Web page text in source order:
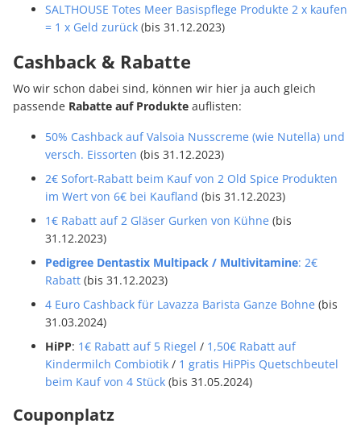
SALTHOUSE Totes Meer Basispflege Produkte 2 x kaufen
= 1 x Geld zurück (bis 31.12.2023)
Cashback & Rabatte
Wo wir schon dabei sind, können wir hier ja auch gleich
passende Rabatte auf Produkte auflisten:
50% Cashback auf Valsoia Nusscreme (wie Nutella) und
versch. Eissorten (bis 31.12.2023)
2€ Sofort-Rabatt beim Kauf von 2 Old Spice Produkten
im Wert von 6€ bei Kaufland (bis 31.12.2023)
1€ Rabatt auf 2 Gläser Gurken von Kühne (bis
31.12.2023)
Pedigree Dentastix Multipack / Multivitamine: 2€
Rabatt (bis 31.12.2023)
4 Euro Cashback für Lavazza Barista Ganze Bohne (bis
31.03.2024)
HiPP: 1€ Rabatt auf 5 Riegel / 1,50€ Rabatt auf
Kindermilch Combiotik / 1 gratis HiPPis Quetschbeutel
beim Kauf von 4 Stück (bis 31.05.2024)
Couponplatz